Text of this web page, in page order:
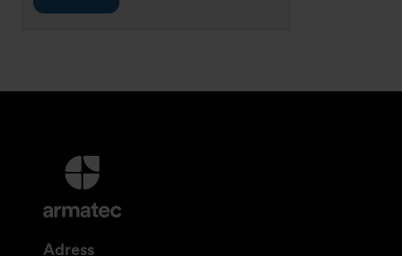
Ytterligare
information
och
Adress